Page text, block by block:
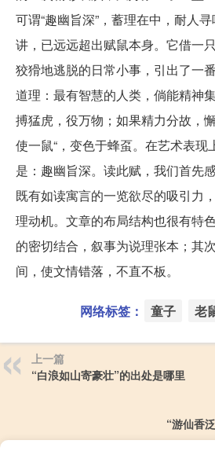
可谓“趣幽旨深”，蓄理在中，耐人
讲，已远远超出赋鼠本身。它借一
狡猾地逃脱的日常小事，引出了一
道理：最有智慧的人类，倘能精神
搏猛虎，役万物；如果精力分故，
使一鼠“，变色于蜂虿。在艺术表现
是：趣幽旨深。读此赋，我们首先
既有如读寓言的一览欲尽的吸引力
理动机。文章的布局结构也很有特
的密切结合，叙事为说理张本；其
间，使文情错落，不直不板。
网络标签： 童子 老
上一篇
“白浪如山寄豪壮”的出处是哪里
“游仙香